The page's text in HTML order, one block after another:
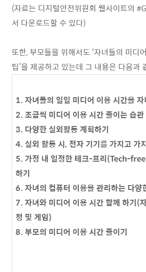
(자료는 디지털안전위원회 웹사이트의
서 다운로드할 수 있다)
또한,부모들을 위해서도 ‘자녀들의 미디
팁’을 제공하고 있는데 그 내용은 다음과
1. 자녀들의 일일 미디어 이용 시간을
2. 조금씩 미디어 이용 시간 줄이는 습관
3. 다양한 실외활동 계획하기
4. 실외 활동 시, 전자 기기를 가지고 가
5. 가정 내 일정한 테크-프리(Tech-
하기
6. 자녀의 컴퓨터 이용을 관리하는 다양
7. 자녀와 미디어 이용 시간 함께 하기(
청 및 게임)
8. 부모의 미디어 이용 시간 줄이기